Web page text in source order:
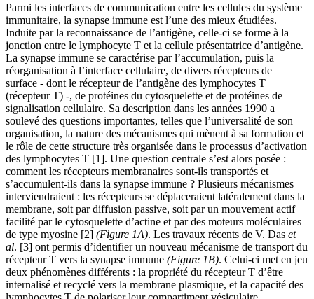
Parmi les interfaces de communication entre les cellules du système
immunitaire, la synapse immune est l’une des mieux étudiées.
Induite par la reconnaissance de l’antigène, celle-ci se forme à la
jonction entre le lymphocyte T et la cellule présentatrice d’antigène.
La synapse immune se caractérise par l’accumulation, puis la
réorganisation à l’interface cellulaire, de divers récepteurs de
surface - dont le récepteur de l’antigène des lymphocytes T
(récepteur T) -, de protéines du cytosquelette et de protéines de
signalisation cellulaire. Sa description dans les années 1990 a
soulevé des questions importantes, telles que l’universalité de son
organisation, la nature des mécanismes qui mènent à sa formation et
le rôle de cette structure très organisée dans le processus d’activation
des lymphocytes T [1]. Une question centrale s’est alors posée :
comment les récepteurs membranaires sont-ils transportés et
s’accumulent-ils dans la synapse immune ? Plusieurs mécanismes
interviendraient : les récepteurs se déplaceraient latéralement dans la
membrane, soit par diffusion passive, soit par un mouvement actif
facilité par le cytosquelette d’actine et par des moteurs moléculaires
de type myosine [2] (Figure 1A). Les travaux récents de V. Das et
al. [3] ont permis d’identifier un nouveau mécanisme de transport du
récepteur T vers la synapse immune (Figure 1B). Celui-ci met en jeu
deux phénomènes différents : la propriété du récepteur T d’être
internalisé et recyclé vers la membrane plasmique, et la capacité des